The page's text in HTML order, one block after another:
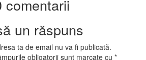
comentarii
un răspuns
ta de email nu va fi publicată.
obligatorii sunt marcate cu *